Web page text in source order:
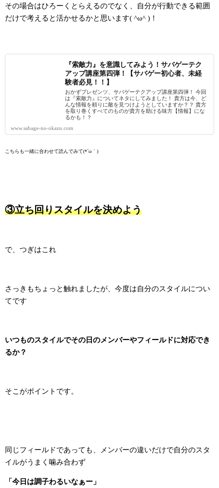
その場合はひろーくとらえるのでなく、自分が行動できる範囲
だけで考えると活かせるかと思います( ^ω^ )！
『索敵力』を意識してみよう！サバゲーテク
アップ講座第四弾！【サバゲー初心者、未経
験者必見！！】
おかずプレゼンツ、サバゲーテクアップ講座第四弾！ 今回
は『索敵力』についてネタにしてみました！ 貴方は今、ど
んな情報を頼りに敵を見つけようとしていますか？？ 貴方
を取り巻くすべてのものが貴方を助ける味方【情報】にな
るかも！？
www.sabage-no-okazu.com
こちらも一緒に合わせて読んでみて(*´ω｀)
③立ち回りスタイルを決めよう
で、つぎはこれ
さっきもちょっと触れましたが、今度は自分のスタイルについ
てです
いつものスタイルでその日のメンバーやフィールドに対応でき
るか？
そこがポイントです。
同じフィールドであっても、メンバーの違いだけで自分のスタ
イルがうまく噛み合わず
「今日は調子わるいなぁー」